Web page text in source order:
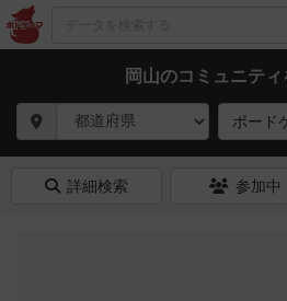
岡山のコミュニテ
ボード
詳細検索 参加中